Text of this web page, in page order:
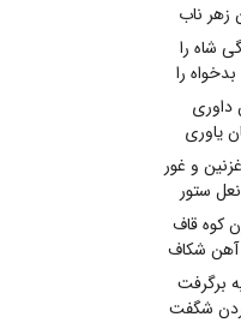
زهر ناب
شاه را
را
داوری
یاوری
و غور
ستور
کوه قاف
شکاف
برگرفت
شگفت